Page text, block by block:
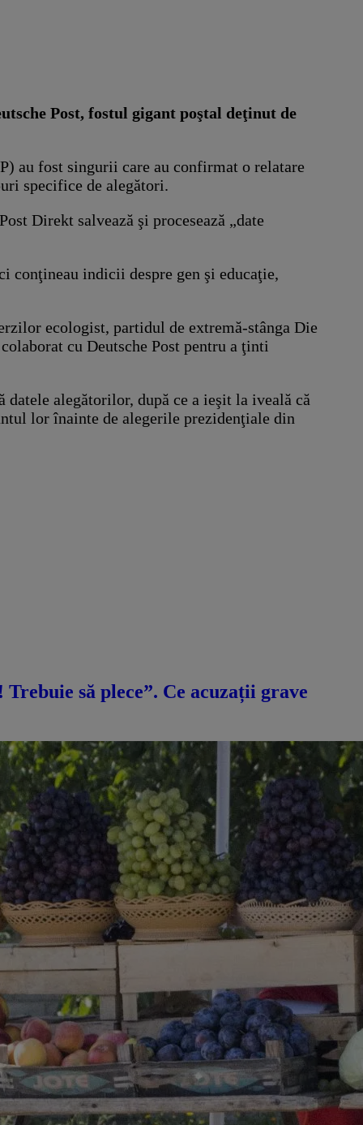
Post, fostul gigant poştal deţinut de
au fost singurii care au confirmat o relatare
specifice de alegători.
Direkt salvează şi procesează „date
conţineau indicii despre gen şi educaţie,
ecologist, partidul de extremă-stânga Die
cu Deutsche Post pentru a ţinti
alegătorilor, după ce a ieşit la iveală că
lor înainte de alegerile prezidenţiale din
să plece”. Ce acuzații grave